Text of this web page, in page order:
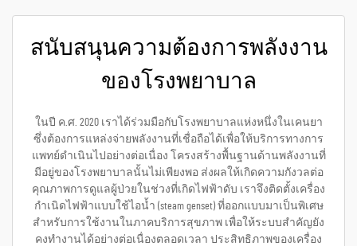
สนับสนุนความต้องการพลังงาน
ของโรงพยาบาล
ในปี ค.ศ. 2020 เราได้ร่วมมือกับโรงพยาบาลแห่งหนึ่งในเคนยา
ซึ่งต้องการแหล่งจ่ายพลังงานที่เชื่อถือได้เพื่อให้บริการทางการ
แพทย์ดำเนินไปอย่างต่อเนื่อง โครงสร้างพื้นฐานด้านพลังงานที่
มีอยู่ของโรงพยาบาลนั้นไม่เพียงพอ ส่งผลให้เกิดความกังวลต่อ
คุณภาพการดูแลผู้ป่วยในช่วงที่เกิดไฟฟ้าดับ เราจึงติดตั้งเครื่อง
กำเนิดไฟฟ้าแบบใช้ไอน้ำ (steam genset) ที่ออกแบบมาเป็นพิเศษ
สำหรับการใช้งานในภาคบริการสุขภาพ เพื่อให้ระบบสำคัญยัง
คงทำงานได้อย่างต่อเนื่องตลอดเวลา ประสิทธิภาพของเครื่อง